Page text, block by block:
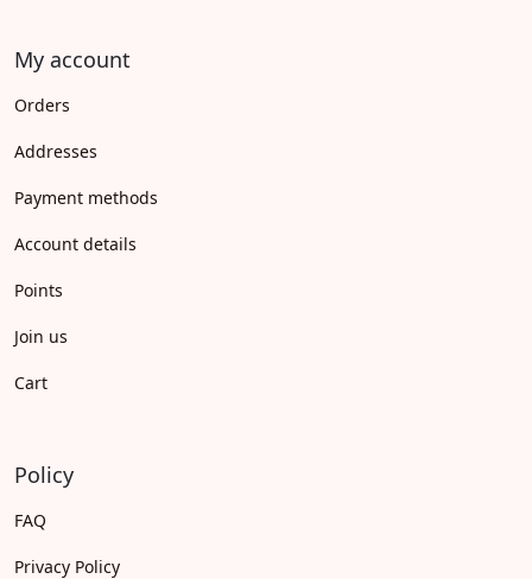
My account
Orders
Addresses
Payment methods
Account details
Points
Join us
Cart
Policy
FAQ
Privacy Policy